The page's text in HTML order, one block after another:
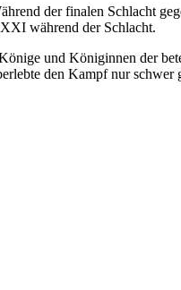
der finalen Schlacht
während der Schlacht.
und Königinnen der
den Kampf nur